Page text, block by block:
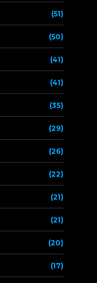
(51)
(50)
(41)
(41)
(35)
(29)
(26)
(22)
(21)
(21)
(20)
(17)